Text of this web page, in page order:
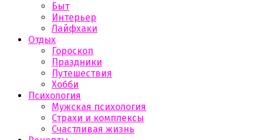
Быт
Интерьер
Лайфхаки
Отдых
Гороскоп
Праздники
Путешествия
Хобби
Психология
Мужская психология
Страхи и комплексы
Счастливая жизнь